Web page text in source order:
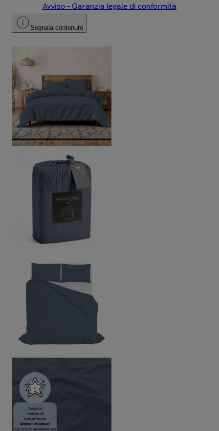
Avviso – Garanzia legale di conformità
Segnala contenuto